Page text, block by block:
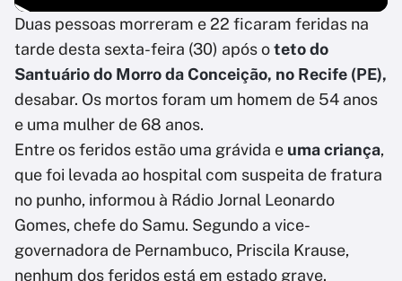
Duas pessoas morreram e 22 ficaram feridas na
tarde desta sexta-feira (30) após oteto do
Santuário do Morro da Conceição, no Recife (PE),
desabar. Os mortos foram um homem de 54 anos
e uma mulher de 68 anos.
Entre os feridos estão uma grávida e uma criança,
que foi levada ao hospital com suspeita de fratura
no punho, informou à Rádio Jornal Leonardo
Gomes, chefe do Samu. Segundo a vice-
governadora de Pernambuco, Priscila Krause,
nenhum dos feridos está em estado grave.